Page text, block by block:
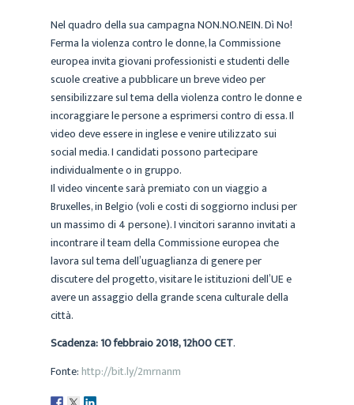
Nel quadro della sua campagna NON.NO.NEIN. Dì No!
Ferma la violenza contro le donne, la Commissione
europea invita giovani professionisti e studenti delle
scuole creative a pubblicare un breve video per
sensibilizzare sul tema della violenza contro le donne e
incoraggiare le persone a esprimersi contro di essa. Il
video deve essere in inglese e venire utilizzato sui
social media. I candidati possono partecipare
individualmente o in gruppo.
Il video vincente sarà premiato con un viaggio a
Bruxelles, in Belgio (voli e costi di soggiorno inclusi per
un massimo di 4 persone). I vincitori saranno invitati a
incontrare il team della Commissione europea che
lavora sul tema dell’uguaglianza di genere per
discutere del progetto, visitare le istituzioni dell’UE e
avere un assaggio della grande scena culturale della
città.
Scadenza: 10 febbraio 2018, 12h00 CET.
Fonte:http://bit.ly/2mrnanm